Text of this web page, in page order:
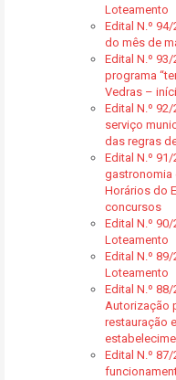
Loteamento
Edital N.º
do mês de
Edital N.º
programa
Vedras –
Edital N.º
serviço
das regras
Edital N.º
gastronomia
Horários do
concursos
Edital N.º
Loteamento
Edital N.º
Loteamento
Edital N.º 88/
Autorização
restauração
Edital N.º